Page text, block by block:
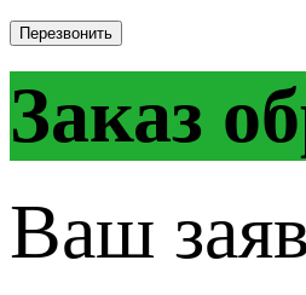
Перезвонить
Заказ
Ваш